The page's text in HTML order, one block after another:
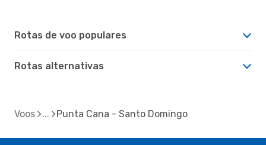
Rotas de voo populares
Rotas alternativas
Voos Punta Cana - Santo Domingo